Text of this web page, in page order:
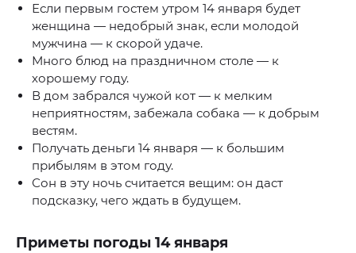
Если первым гостем утром 14 января будет
женщина — недобрый знак, если молодой
мужчина — к скорой удаче.
Много блюд на праздничном столе — к
хорошему году.
В дом забрался чужой кот — к мелким
неприятностям, забежала собака — к добрым
вестям.
Получать деньги 14 января — к большим
прибылям в этом году.
Сон в эту ночь считается вещим: он даст
подсказку, чего ждать в будущем.
Приметы погоды 14 января